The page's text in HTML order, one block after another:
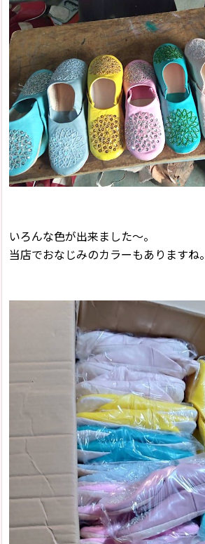
いろんな色が出来ました〜。
当店でおなじみのカラーもありますね。